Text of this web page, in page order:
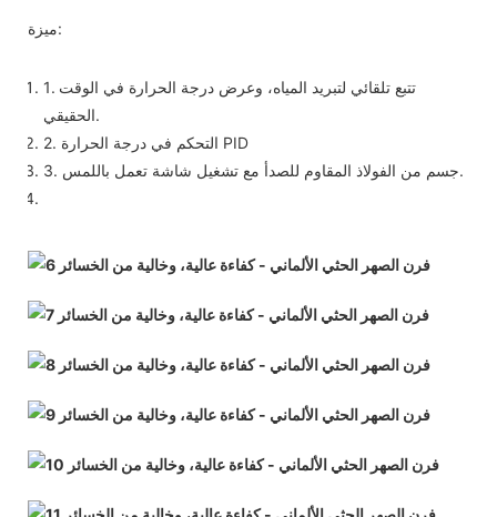
ميزة:
1. تتبع تلقائي لتبريد المياه، وعرض درجة الحرارة في الوقت
الحقيقي.
2. التحكم في درجة الحرارة PID
3. جسم من الفولاذ المقاوم للصدأ مع تشغيل شاشة تعمل باللمس.